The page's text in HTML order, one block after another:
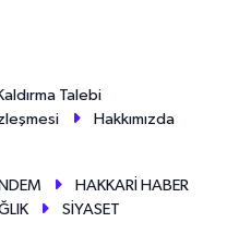
Talebi
Hakkımızda
HAKKARİ HABER
SİYASET